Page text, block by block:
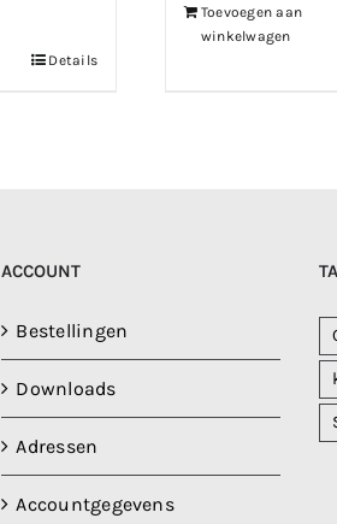
Details
Toevoegen aan
winkelwagen
ACCOUNT
Bestellingen
Downloads
Adressen
Accountgegevens